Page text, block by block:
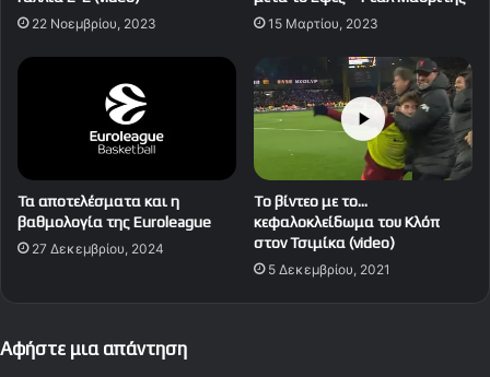
22 Νοεμβρίου, 2023 15 Μαρτίου, 2023
Τα αποτελέσματα και η
βαθμολογία της Euroleague
27 Δεκεμβρίου, 2024
To βίντεο με το…
κεφαλοκλείδωμα του Κλόπ
στον Τσιμίκα (video)
5 Δεκεμβρίου, 2021
Αφήστε μια απάντηση